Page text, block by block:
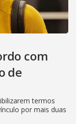
com
de
termos
por mais duas